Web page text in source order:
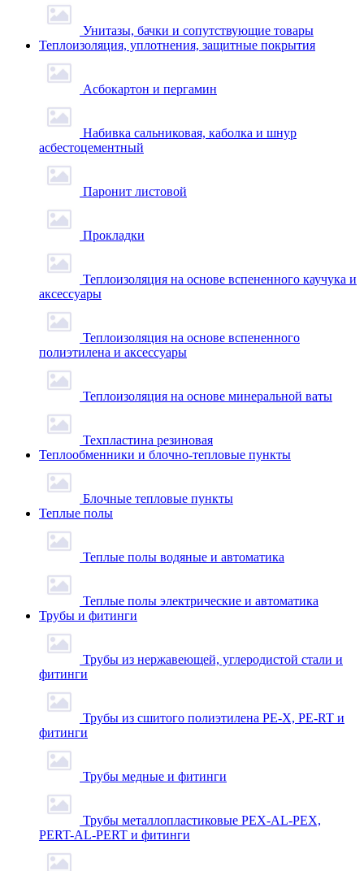
Унитазы, бачки и сопутствующие товары
Теплоизоляция, уплотнения, защитные покрытия
Асбокартон и пергамин
Набивка сальниковая, каболка и шнур
асбестоцементный
Паронит листовой
Прокладки
Теплоизоляция на основе вспененного каучука и
аксессуары
Теплоизоляция на основе вспененного
полиэтилена и аксессуары
Теплоизоляция на основе минеральной ваты
Техпластина резиновая
Теплообменники и блочно-тепловые пункты
Блочные тепловые пункты
Теплые полы
Теплые полы водяные и автоматика
Теплые полы электрические и автоматика
Трубы и фитинги
Трубы из нержавеющей, углеродистой стали и
фитинги
Трубы из сшитого полиэтилена PE-X, PE-RT и
фитинги
Трубы медные и фитинги
Трубы металлопластиковые PEX-AL-PEX,
PERT-AL-PERT и фитинги